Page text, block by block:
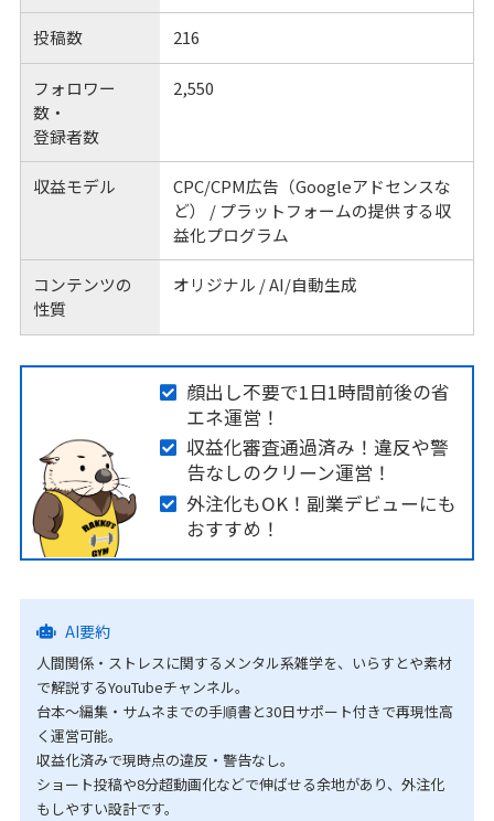
投稿数 216
フォロワー
数・
登録者数
2,550
収益モデル
CPC/CPM広告（Googleアドセンスな
ど） / プラットフォームの提供する収
益化プログラム
コンテンツの
性質
オリジナル / AI/自動生成
顔出し不要で1日1時間前後の省
エネ運営！
収益化審査通過済み！違反や警
告なしのクリーン運営！
外注化もOK！副業デビューにも
おすすめ！
AI要約
人間関係・ストレスに関するメンタル系雑学を、いらすとや素材
で解説するYouTubeチャンネル。
台本〜編集・サムネまでの手順書と30日サポート付きで再現性高
く運営可能。
収益化済みで現時点の違反・警告なし。
ショート投稿や8分超動画化などで伸ばせる余地があり、外注化
もしやすい設計です。